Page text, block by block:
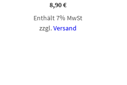
8,90€
Enthält 7% MwSt
zzgl.Versand